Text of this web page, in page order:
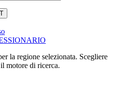
la regione selezionata. Scegliere
motore di ricerca.